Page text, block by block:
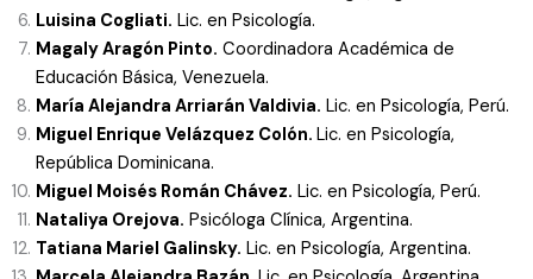
Luisina Cogliati. Lic. en Psicología.
Magaly Aragón Pinto. Coordinadora Académica de
Educación Básica, Venezuela.
María Alejandra Arriarán Valdivia. Lic. en Psicología, Perú.
Miguel Enrique Velázquez Colón. Lic. en Psicología,
República Dominicana.
Miguel Moisés Román Chávez. Lic. en Psicología, Perú.
Nataliya Orejova. Psicóloga Clínica, Argentina.
Tatiana Mariel Galinsky. Lic. en Psicología, Argentina.